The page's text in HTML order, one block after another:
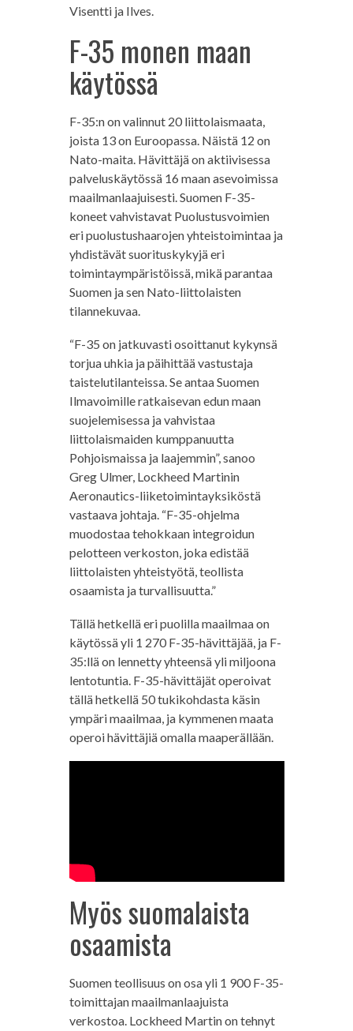
Visentti ja Ilves.
F-35 monen maan
käytössä
F-35:n on valinnut 20 liittolaismaata,
joista 13 on Euroopassa. Näistä 12 on
Nato-maita. Hävittäjä on aktiivisessa
palveluskäytössä 16 maan asevoimissa
maailmanlaajuisesti. Suomen F-35-
koneet vahvistavat Puolustusvoimien
eri puolustushaarojen yhteistoimintaa ja
yhdistävät suorituskykyjä eri
toimintaympäristöissä, mikä parantaa
Suomen ja sen Nato-liittolaisten
tilannekuvaa.
“F-35 on jatkuvasti osoittanut kykynsä
torjua uhkia ja päihittää vastustaja
taistelutilanteissa. Se antaa Suomen
Ilmavoimille ratkaisevan edun maan
suojelemisessa ja vahvistaa
liittolaismaiden kumppanuutta
Pohjoismaissa ja laajemmin”, sanoo
Greg Ulmer, Lockheed Martinin
Aeronautics-liiketoimintayksiköstä
vastaava johtaja. “F-35-ohjelma
muodostaa tehokkaan integroidun
pelotteen verkoston, joka edistää
liittolaisten yhteistyötä, teollista
osaamista ja turvallisuutta.”
Tällä hetkellä eri puolilla maailmaa on
käytössä yli 1 270 F-35-hävittäjää, ja F-
35:llä on lennetty yhteensä yli miljoona
lentotuntia. F-35-hävittäjät operoivat
tällä hetkellä 50 tukikohdasta käsin
ympäri maailmaa, ja kymmenen maata
operoi hävittäjiä omalla maaperällään.
Myös suomalaista
osaamista
Suomen teollisuus on osa yli 1 900 F-35-
toimittajan maailmanlaajuista
verkostoa. Lockheed Martin on tehnyt